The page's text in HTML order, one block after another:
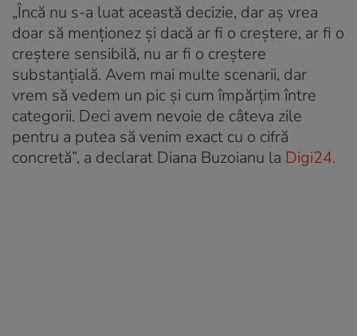
„Încă nu s-a luat această decizie, dar aș vrea
doar să menționez și dacă ar fi o creștere, ar fi o
creștere sensibilă, nu ar fi o creștere
substanțială. Avem mai multe scenarii, dar
vrem să vedem un pic și cum împărțim între
categorii. Deci avem nevoie de câteva zile
pentru a putea să venim exact cu o cifră
concretă”, a declarat Diana Buzoianu la Digi24.